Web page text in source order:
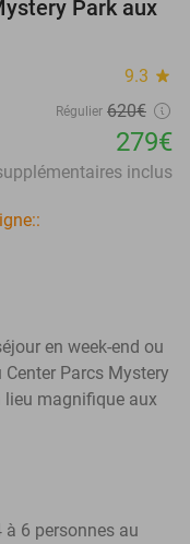
Park aux
9.3 star
Régulier 620€
279€
inclus
en week-end ou
Parcs Mystery
lieu magnifique aux
à 6 personnes au